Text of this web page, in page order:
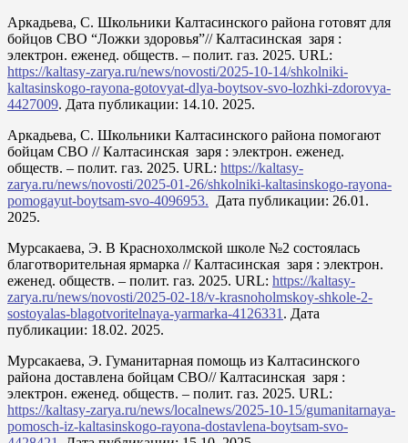
Аркадьева, С. Школьники Калтасинского района готовят для
бойцов СВО “Ложки здоровья”// Калтасинская заря :
электрон. еженед. обществ. – полит. газ. 2025. URL:
https://kaltasy-zarya.ru/news/novosti/2025-10-14/shkolniki-
kaltasinskogo-rayona-gotovyat-dlya-boytsov-svo-lozhki-zdorovya-
4427009. Дата публикации: 14.10. 2025.
Аркадьева, С. Школьники Калтасинского района помогают
бойцам СВО // Калтасинская заря : электрон. еженед.
обществ. – полит. газ. 2025. URL: https://kaltasy-
zarya.ru/news/novosti/2025-01-26/shkolniki-kaltasinskogo-rayona-
pomogayut-boytsam-svo-4096953. Дата публикации: 26.01.
2025.
Мурсакаева, Э. В Краснохолмской школе №2 состоялась
благотворительная ярмарка // Калтасинская заря : электрон.
еженед. обществ. – полит. газ. 2025. URL: https://kaltasy-
zarya.ru/news/novosti/2025-02-18/v-krasnoholmskoy-shkole-2-
sostoyalas-blagotvoritelnaya-yarmarka-4126331 . Дата
публикации: 18.02. 2025.
Мурсакаева, Э. Гуманитарная помощь из Калтасинского
района доставлена бойцам СВО// Калтасинская заря :
электрон. еженед. обществ. – полит. газ. 2025. URL:
https://kaltasy-zarya.ru/news/localnews/2025-10-15/gumanitarnaya-
pomosch-iz-kaltasinskogo-rayona-dostavlena-boytsam-svo-